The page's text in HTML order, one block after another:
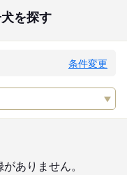
を探す
条件変更
ありません。